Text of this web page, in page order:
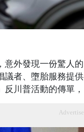
意外發現一份驚人
議者、墮胎服務提
川普活動的傳單